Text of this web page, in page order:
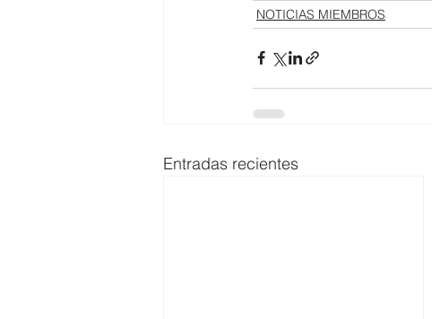
NOTICIAS MIEMBROS
Entradas recientes